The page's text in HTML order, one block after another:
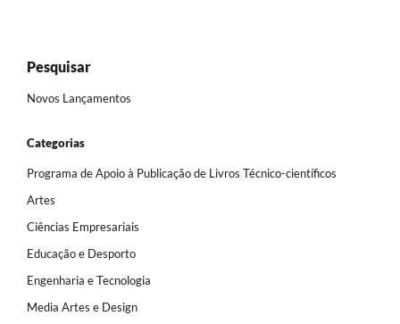
Pesquisar
Novos Lançamentos
Categorias
Programa de Apoio à Publicação de Livros Técnico-científicos
Artes
Ciências Empresariais
Educação e Desporto
Engenharia e Tecnologia
Media Artes e Design